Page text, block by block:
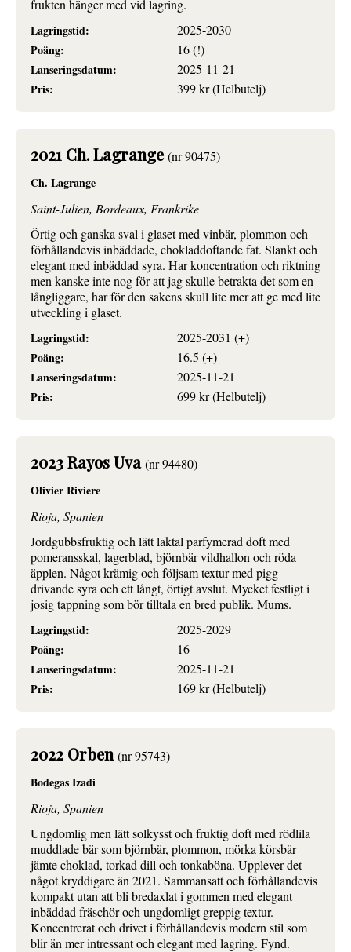
frukten hänger med vid lagring.
Lagringstid:
2025-2030
Poäng:
16 (!)
Lanseringsdatum:
2025-11-21
Pris:
399 kr (Helbutelj)
2021 Ch. Lagrange (nr 90475)
Ch. Lagrange
Saint-Julien, Bordeaux, Frankrike
Örtig och ganska sval i glaset med vinbär, plommon och
förhållandevis inbäddade, chokladdoftande fat. Slankt och
elegant med inbäddad syra. Har koncentration och riktning
men kanske inte nog för att jag skulle betrakta det som en
långliggare, har för den sakens skull lite mer att ge med lite
utveckling i glaset.
Lagringstid:
2025-2031 (+)
Poäng:
16.5 (+)
Lanseringsdatum:
2025-11-21
Pris:
699 kr (Helbutelj)
2023 Rayos Uva(nr 94480)
Olivier Riviere
Rioja, Spanien
Jordgubbsfruktig och lätt laktal parfymerad doft med
pomeransskal, lagerblad, björnbär vildhallon och röda
äpplen. Något krämig och följsam textur med pigg
drivande syra och ett långt, örtigt avslut. Mycket festligt i
josig tappning som bör tilltala en bred publik. Mums.
Lagringstid:
2025-2029
Poäng:
16
Lanseringsdatum:
2025-11-21
Pris:
169 kr (Helbutelj)
2022 Orben(nr 95743)
Bodegas Izadi
Rioja, Spanien
Ungdomlig men lätt solkysst och fruktig doft med rödlila
muddlade bär som björnbär, plommon, mörka körsbär
jämte choklad, torkad dill och tonkaböna. Upplever det
något kryddigare än 2021. Sammansatt och förhållandevis
kompakt utan att bli bredaxlat i gommen med elegant
inbäddad fräschör och ungdomligt greppig textur.
Koncentrerat och drivet i förhållandevis modern stil som
blir än mer intressant och elegant med lagring. Fynd.